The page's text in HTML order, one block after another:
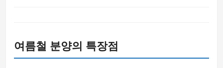
여름철 분양의 특장점